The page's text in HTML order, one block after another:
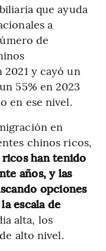
que ayuda
a
de
y cayó un
55% en 2023
en ese nivel.
en
chinos ricos,
han tenido
años, y las
opciones
escala de
alta, los
alto nivel.